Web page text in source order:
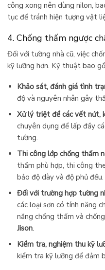
công xong nên dùng nilon,
tục để tránh hiện tượng vật
4. Chống thấm ngược
Đối với tường nhà cũ, việc
kỹ lưỡng hơn. Kỹ thuật bao
Khảo sát, đánh giá tình
độ và nguyên nhân gây
Xử lý triệt để các vết nứt,
chuyên dụng để lấp đầy
tường.
Thi công lớp chống thấm
thấm phù hợp, thi công
bảo độ dày và độ phủ đều.
Đối với trường hợp tường
các loại sơn có tính năng
năng chống thấm và
Jison.
Kiểm tra, nghiệm thu kỹ
kiểm tra kỹ lưỡng để đảm